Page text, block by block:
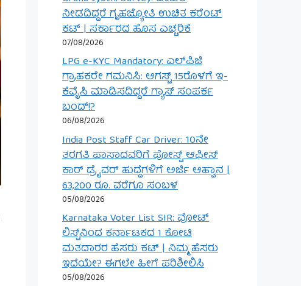
ನೀಡದಿದ್ದರೆ ಗೃಹಜ್ಯೋತಿ ಉಚಿತ ಕರೆಂಟ್
ಕಟ್ | ಸರ್ಕಾರದ ಹೊಸ ಎಚ್ಚರಿಕೆ
07/08/2026
LPG e-KYC Mandatory: ಎಲ್‌ಪಿಜಿ
ಗ್ರಾಹಕರೇ ಗಮನಿಸಿ: ಆಗಸ್ಟ್ 15ರೊಳಗೆ ಇ-
ಕೆವೈಸಿ ಮಾಡಿಸದಿದ್ದರೆ ಗ್ಯಾಸ್ ಸಂಪರ್ಕ
ಬಂದ್!?
06/08/2026
India Post Staff Car Driver: 10ನೇ
ತರಗತಿ ಪಾಸಾದವರಿಗೆ ಪೋಸ್ಟ್ ಆಫೀಸ್
ಕಾರ್ ಡ್ರೈವರ್ ಹುದ್ದೆಗಳಿಗೆ ಅರ್ಜಿ ಆಹ್ವಾನ |
63,200 ರೂ. ವರೆಗೂ ಸಂಬಳ
05/08/2026
Karnataka Voter List SIR: ವೋಟ್
ಲಿಸ್ಟ್‌ನಿಂದ ಕರ್ನಾಟಕದ 1 ಕೋಟಿ
ಮತದಾರರ ಹೆಸರು ಕಟ್ | ನಿಮ್ಮ ಹೆಸರು
ಇದೆಯೇ? ಈಗಲೇ ಹೀಗೆ ಪರಿಶೀಲಿಸಿ
05/08/2026